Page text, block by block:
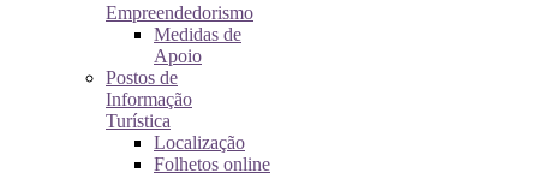
Empreendedorismo
Medidas de
Apoio
Postos de
Informação
Turística
Localização
Folhetos online